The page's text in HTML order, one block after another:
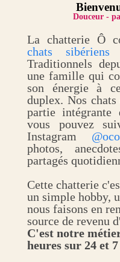
Douceur -
La chatterie Ô
chats sibériens
Traditionnels
une famille qui
son énergie à
duplex. Nos
partie intégrante
vous pouvez
Instagram
photos,
partagés
Cette chatterie
un simple hobby,
nous faisons en
source de revenu
C'est notre
heures sur 24 et